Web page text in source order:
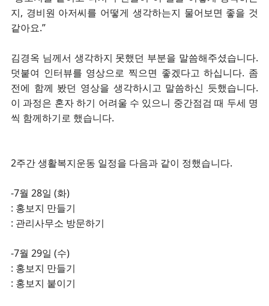
지, 경비원 아저씨를 어떻게 생각하는지 물어보면 좋을 것
같아요.”
김경옥 님께서 생각하지 못했던 부분을 말씀해주셨습니다.
덧붙여 인터뷰를 영상으로 찍으면 좋겠다고 하십니다. 좀
전에 함께 봤던 영상을 생각하시고 말씀하신 듯했습니다.
이 과정은 혼자 하기 어려울 수 있으니 중간점검 때 두세 명
씩 함께하기로 했습니다.
2주간 생활복지운동 일정을 다음과 같이 정했습니다.
-7월 28일 (화)
: 홍보지 만들기
: 관리사무소 방문하기
-7월 29일 (수)
: 홍보지 만들기
: 홍보지 붙이기